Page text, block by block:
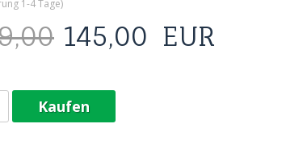
1-4 Tage)
145,00 EUR
Kaufen